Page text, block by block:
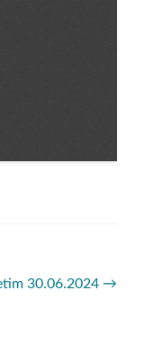
30.06.2024 →